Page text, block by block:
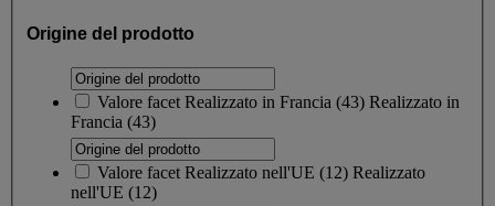
Origine del prodotto
Valore facet Realizzato in Francia (43) Realizzato in
Francia (43)
Valore facet Realizzato nell'UE (12) Realizzato
nell'UE (12)